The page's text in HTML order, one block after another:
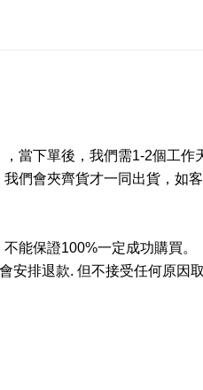
當下單後，我們需1-2個工作
們會夾齊貨才一同出貨，如
不能保證100%一定成功購買。
安排退款. 但不接受任何原因